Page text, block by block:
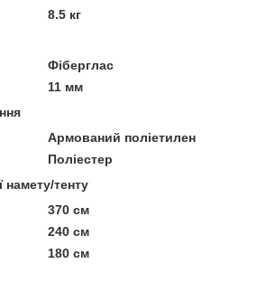
8.5 кг
Фіберглас
11 мм
Армований поліетилен
Поліестер
намету/тенту
370 см
240 см
180 см